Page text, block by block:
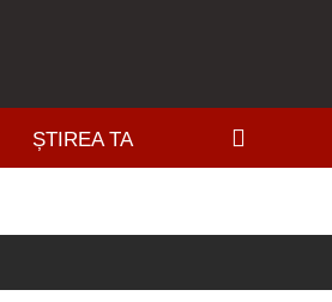
ȘTIREA TA